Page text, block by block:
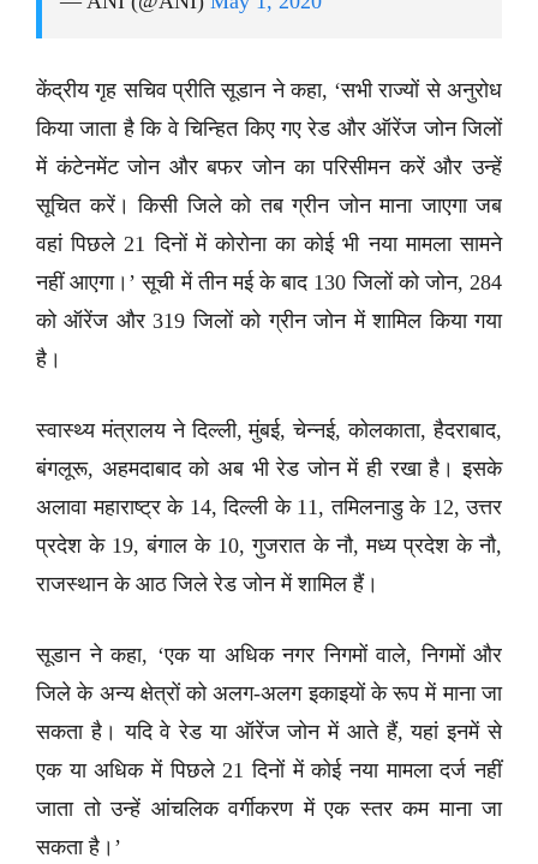
केंद्रीय गृह सचिव प्रीति सूडान ने कहा, ‘सभी राज्यों से अनुरोध
किया जाता है कि वे चिन्हित किए गए रेड और ऑरेंज जोन जिलों
में कंटेनमेंट जोन और बफर जोन का परिसीमन करें और उन्हें
सूचित करें। किसी जिले को तब ग्रीन जोन माना जाएगा जब
वहां पिछले 21 दिनों में कोरोना का कोई भी नया मामला सामने
नहीं आएगा।’ सूची में तीन मई के बाद 130 जिलों को जोन, 284
को ऑरेंज और 319 जिलों को ग्रीन जोन में शामिल किया गया
है।
स्वास्थ्य मंत्रालय ने दिल्ली, मुंबई, चेन्नई, कोलकाता, हैदराबाद,
बंगलूरू, अहमदाबाद को अब भी रेड जोन में ही रखा है। इसके
अलावा महाराष्ट्र के 14, दिल्ली के 11, तमिलनाडु के 12, उत्तर
प्रदेश के 19, बंगाल के 10, गुजरात के नौ, मध्य प्रदेश के नौ,
राजस्थान के आठ जिले रेड जोन में शामिल हैं।
सूडान ने कहा, ‘एक या अधिक नगर निगमों वाले, निगमों और
जिले के अन्य क्षेत्रों को अलग-अलग इकाइयों के रूप में माना जा
सकता है। यदि वे रेड या ऑरेंज जोन में आते हैं, यहां इनमें से
एक या अधिक में पिछले 21 दिनों में कोई नया मामला दर्ज नहीं
जाता तो उन्हें आंचलिक वर्गीकरण में एक स्तर कम माना जा
सकता है।’